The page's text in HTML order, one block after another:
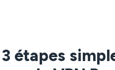
3 étapes